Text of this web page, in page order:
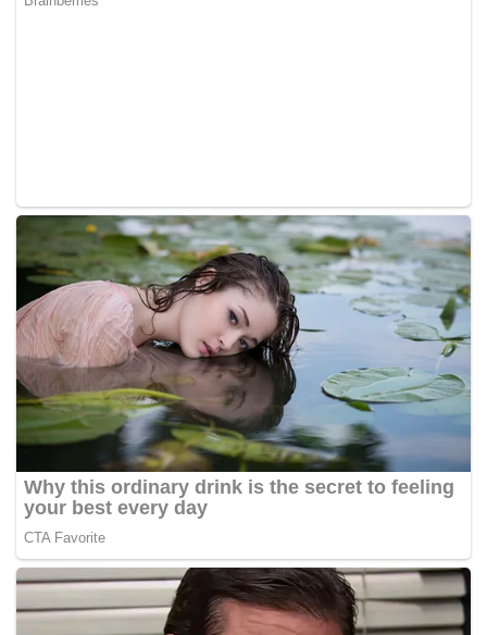
Tan Chun Seang
Panel bebas yang mengendalikan pendengaran itu juga
dalam satu kenyataan hari ini mendedahkan bahawa
Zulfadli dan Chun Seang sudah terlibat dengan kegiatan
mengatur perlawanan dalam beberapa siri kejohanan
sejak tahun 2013.
“Bagaimanapun, Zulfadli lebih banyak melakukan
kesalahan dan melakukannya untuk tempoh lebih lama
berbanding Chun Seang, selain dapat dibuktikan telah
memanipulasi keputusan dalam empat perlawanan,”
tulis kenyataan itu.